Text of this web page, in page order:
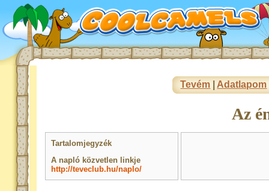
Tevém Adatlapom
Az
Tartalomjegyzék
A napló közvetlen linkje
http://teveclub.hu/naplo/